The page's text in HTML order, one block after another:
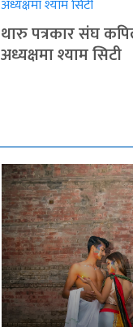
थारु पत्रकार संघ
अध्यक्षमा श्याम सिटी